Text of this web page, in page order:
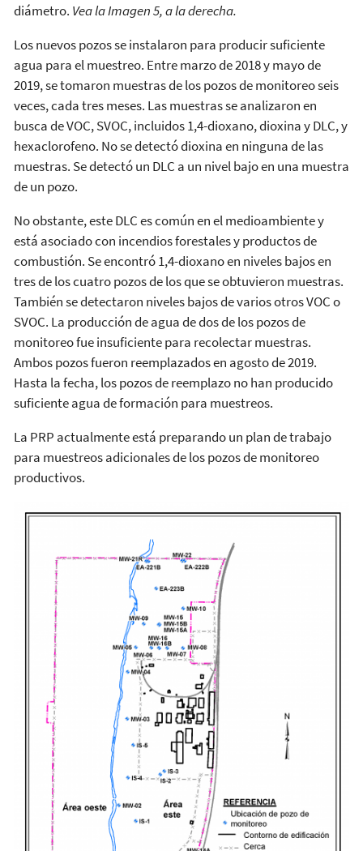
diámetro. Vea la Imagen 5, a la derecha.
Los nuevos pozos se instalaron para producir suficiente
agua para el muestreo. Entre marzo de 2018 y mayo de
2019, se tomaron muestras de los pozos de monitoreo seis
veces, cada tres meses. Las muestras se analizaron en
busca de VOC, SVOC, incluidos 1,4-dioxano, dioxina y DLC, y
hexaclorofeno. No se detectó dioxina en ninguna de las
muestras. Se detectó un DLC a un nivel bajo en una muestra
de un pozo.
No obstante, este DLC es común en el medioambiente y
está asociado con incendios forestales y productos de
combustión. Se encontró 1,4-dioxano en niveles bajos en
tres de los cuatro pozos de los que se obtuvieron muestras.
También se detectaron niveles bajos de varios otros VOC o
SVOC. La producción de agua de dos de los pozos de
monitoreo fue insuficiente para recolectar muestras.
Ambos pozos fueron reemplazados en agosto de 2019.
Hasta la fecha, los pozos de reemplazo no han producido
suficiente agua de formación para muestreos.
La PRP actualmente está preparando un plan de trabajo
para muestreos adicionales de los pozos de monitoreo
productivos.